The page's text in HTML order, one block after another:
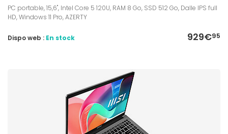
PC portable, 15,6", Intel Core 5 120U, RAM 8 Go, SSD 512 Go, Dalle IPS full
HD, Windows 11 Pro, AZERTY
929€95
Dispo web : En stock